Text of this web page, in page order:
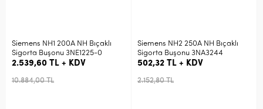
Siemens NH1 200A NH Bıçaklı
Sigorta Buşonu 3NE1225-0
2.539,60 TL + KDV
10.884,00 TL
Siemens NH2 250A NH Bıçaklı
Sigorta Buşonu 3NA3244
502,32 TL + KDV
2.152,80 TL